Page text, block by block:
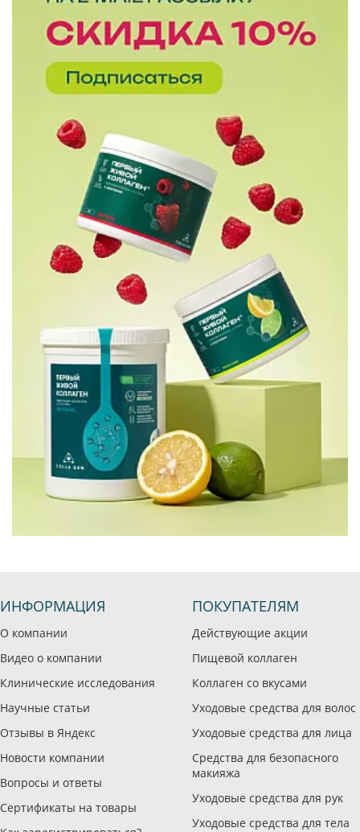
ИНФОРМАЦИЯ
О компании
Видео о компании
Клинические исследования
Научные статьи
Отзывы в Яндекс
Новости компании
Вопросы и ответы
Сертификаты на товары
ПОКУПАТЕЛЯМ
Действующие акции
Пищевой коллаген
Коллаген со вкусами
Уходовые средства для волос
Уходовые средства для лица
Средства для безопасного
макияжа
Уходовые средства для рук
Уходовые средства для тела